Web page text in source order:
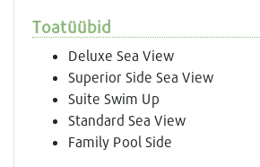
Toatüübid
Deluxe Sea View
Superior Side Sea View
Suite Swim Up
Standard Sea View
Family Pool Side